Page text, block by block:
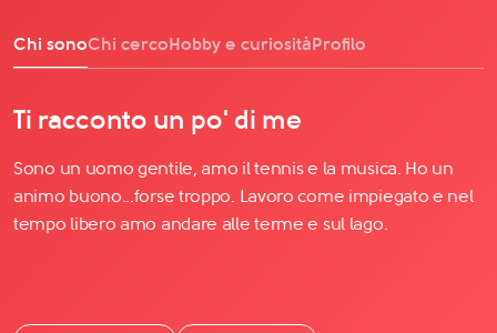
Chi sonoChi cercoHobby e curiositàProfilo
Ti racconto un po' di me
Sono un uomo gentile, amo il tennis e la musica. Ho un
animo buono...forse troppo. Lavoro come impiegato e nel
tempo libero amo andare alle terme e sul lago.